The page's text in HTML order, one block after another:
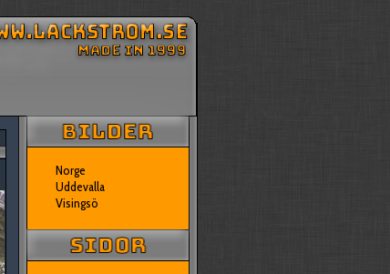
Norge
Uddevalla
Visingsö